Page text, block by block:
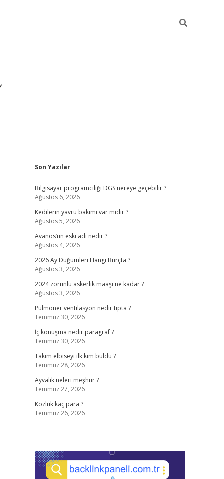
Sidebar
Son Yazılar
Bilgisayar programcılığı DGS nereye geçebilir ?
Ağustos 6, 2026
Kedilerin yavru bakımı var mıdır ?
Ağustos 5, 2026
Avanos’un eski adı nedir ?
Ağustos 4, 2026
2026 Ay Düğümleri Hangi Burçta ?
Ağustos 3, 2026
2024 zorunlu askerlik maaşı ne kadar ?
Ağustos 3, 2026
Pulmoner ventilasyon nedir tıpta ?
Temmuz 30, 2026
İç konuşma nedir paragraf ?
Temmuz 30, 2026
Takım elbiseyi ilk kim buldu ?
Temmuz 28, 2026
Ayvalık neleri meşhur ?
Temmuz 27, 2026
Kozluk kaç para ?
Temmuz 26, 2026